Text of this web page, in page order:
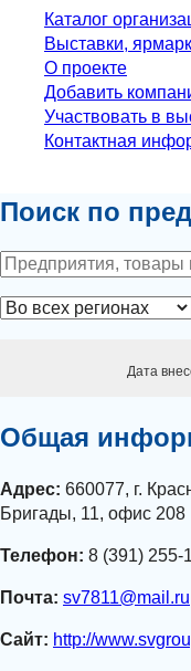
Каталог
Выставки,
О проекте
Добавить
Участвовать в
Контактная
Поиск по
Дата
Общая
Адрес: 660077, г.
Бригады, 11, офис 208
Телефон: 8 (391) 255-
Почта: sv7811@mail.ru
Сайт: http://